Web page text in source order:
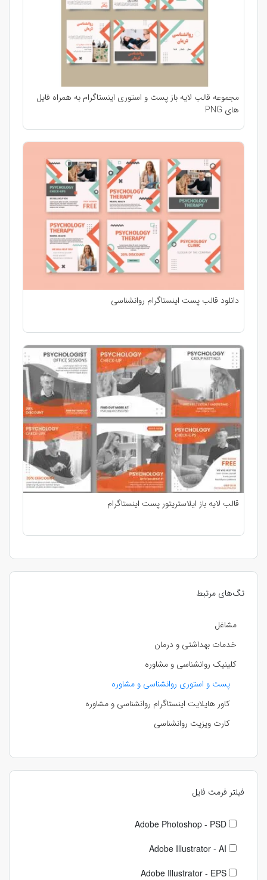
تگ‌های مرتبط
مشاغل
خدمات بهداشتی و درمان
کلینیک روانشناسی و مشاوره
پست و استوری روانشناسی و مشاوره
کاور هایلایت اینستاگرام روانشناسی و مشاوره
کارت ویزیت روانشناسی
فیلتر فرمت فایل
Adobe Photoshop - PSD
Adobe Illustrator - AI
Adobe Illustrator - EPS
مجموعه قالب لایه باز پست و استوری اینستاگرام به همراه فایل
های PNG
دانلود قالب پست اینستاگرام روانشناسی
قالب لایه باز ایلاستریتور پست اینستاگرام